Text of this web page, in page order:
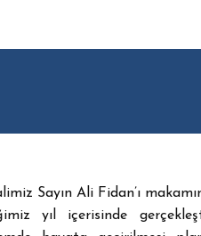
Sayın Ali Fidan’ı
yıl içerisinde